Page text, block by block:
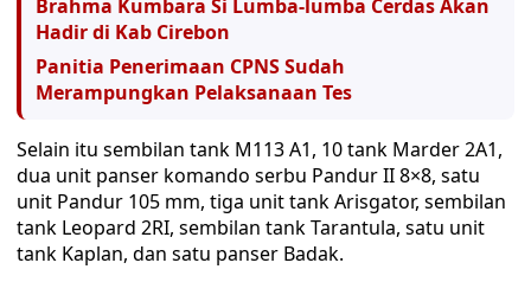
Brahma Kumbara Si Lumba-lumba Cerdas Akan
Hadir di Kab Cirebon
Panitia Penerimaan CPNS Sudah
Merampungkan Pelaksanaan Tes
Selain itu sembilan tank M113 A1, 10 tank Marder 2A1,
dua unit panser komando serbu Pandur II 8×8, satu
unit Pandur 105 mm, tiga unit tank Arisgator, sembilan
tank Leopard 2RI, sembilan tank Tarantula, satu unit
tank Kaplan, dan satu panser Badak.